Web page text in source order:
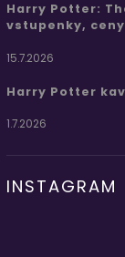
Harry Potter:
vstupenky,
15.7.2026
Harry Potter
1.7.2026
INSTAGRAM